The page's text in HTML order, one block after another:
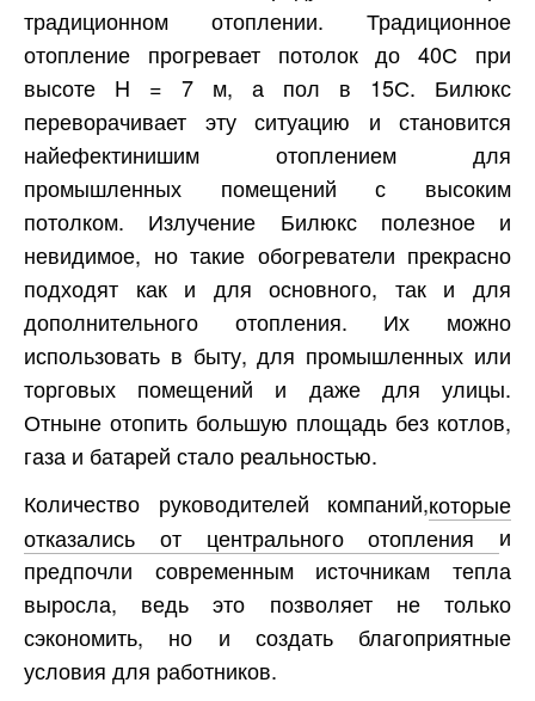
традиционном отоплении. Традиционное
отопление прогревает потолок до 40С при
высоте H = 7 м, а пол в 15С. Билюкс
переворачивает эту ситуацию и становится
найефектинишим отоплением для
промышленных помещений с высоким
потолком. Излучение Билюкс полезное и
невидимое, но такие обогреватели прекрасно
подходят как и для основного, так и для
дополнительного отопления. Их можно
использовать в быту, для промышленных или
торговых помещений и даже для улицы.
Отныне отопить большую площадь без котлов,
газа и батарей стало реальностью.
Количество руководителей компаний,которые
отказались от центрального отопления и
предпочли современным источникам тепла
выросла, ведь это позволяет не только
сэкономить, но и создать благоприятные
условия для работников.